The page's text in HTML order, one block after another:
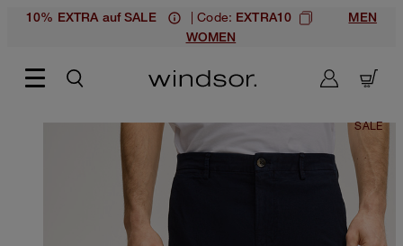
10% EXTRA auf SALE | Code: EXTRA10
MEN
WOMEN